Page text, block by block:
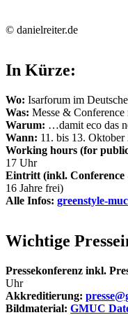
© danielreiter.de
In Kürze:
Wo: Isarforum im
Was: Messe &
Warum: …damit eco das
Wann: 11. bis 13. Oktober
Working hours (for
17 Uhr
Eintritt (inkl. Conference
16 Jahre frei)
Alle Infos: greenstyle-
Wichtige
Pressekonferenz inkl.
Uhr
Akkreditierung:
Bildmaterial: GMUC